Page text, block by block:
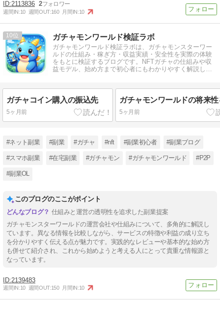
2113836 2
週間IN:10 週間OUT:160 月間IN:10
10 ガチャモンワールド検証ラボ
ガチャモンワールド検証ラボは、ガチャモンスターワー
ルドの仕組み・稼ぎ方・収益実績・安全性を実際の体験
をもとに検証するブログです。NFTガチャの仕組みや収
益モデル、始め方まで初心者にもわかりやすく解説しま
ガチャコイン購入の振込先
5ヶ月前
ガチャモンワールドの将来
5ヶ月前
#ネット副業 #副業 #ガチャ #nft #副業初心者 #副業ブログ
#スマホ副業 #在宅副業 #ガチャモン #ガチャモンワールド #P2P
#副業OL
このブログのここがポイント
仕組みと運営の透明性を追求した副業提案
ガチャモンスターワールドの運営会社や仕組みについて、多角的に解説し
ています。異なる情報を比較しながら、サービスの特徴や利益の成り立ち
を分かりやすく伝える点が魅力です。実践的なレビューや基本的な始め方
も併せて紹介され、これから始めようと考える人にとって貴重な情報源と
なっています。
2139483
週間IN:10 週間OUT:150 月間IN:10